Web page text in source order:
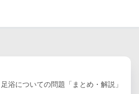
足浴についての問題「まとめ・解説」